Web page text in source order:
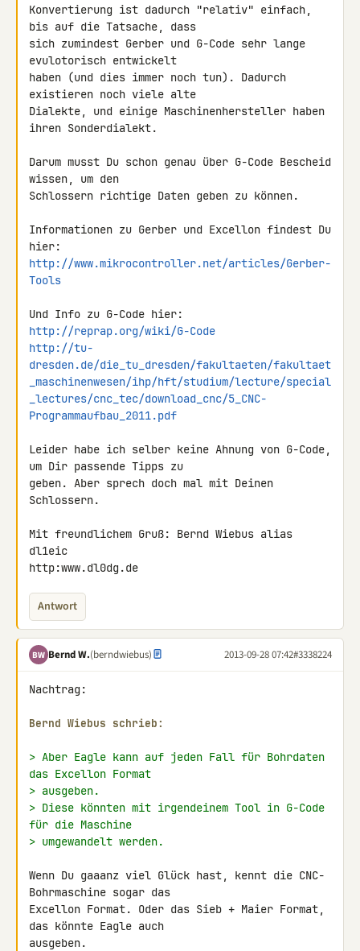
Konvertierung ist dadurch "relativ" einfach,
bis auf die Tatsache, dass
sich zumindest Gerber und G-Code sehr lange
evulotorisch entwickelt
haben (und dies immer noch tun). Dadurch
existieren noch viele alte
Dialekte, und einige Maschinenhersteller haben
ihren Sonderdialekt.
Darum musst Du schon genau über G-Code Bescheid
wissen, um den
Schlossern richtige Daten geben zu können.
Informationen zu Gerber und Excellon findest Du
http://www.mikrocontroller.net/articles/Gerber-
Tools
http://reprap.org/wiki/G-Code
http://tu-
dresden.de/die_tu_dresden/fakultaeten/fakultaet
_maschinenwesen/ihp/hft/studium/lecture/special
_lectures/cnc_tec/download_cnc/5_CNC-
Programmaufbau_2011.pdf
Leider habe ich selber keine Ahnung von G-Code,
um Dir passende Tipps zu
geben. Aber sprech doch mal mit Deinen
Schlossern.
Mit freundlichem Gruß: Bernd Wiebus alias
dl1eic
http:www.dl0dg.de
Antwort
BW Bernd W.(berndwiebus) 2013-09-28 07:42#3338224
Nachtrag:
Bernd Wiebus schrieb:
> Aber Eagle kann auf jeden Fall für Bohrdaten
das Excellon Format
> ausgeben.
> Diese könnten mit irgendeinem Tool in G-Code
für die Maschine
> umgewandelt werden.
Wenn Du gaaanz viel Glück hast, kennt die CNC-
Bohrmaschine sogar das
Excellon Format. Oder das Sieb + Maier Format,
das könnte Eagle auch
ausgeben.